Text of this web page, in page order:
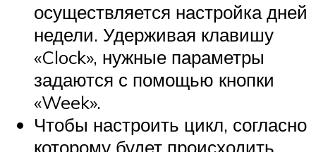
осуществляется настройка дней
недели. Удерживая клавишу
«Clock», нужные параметры
задаются с помощью кнопки
«Week».
Чтобы настроить цикл, согласно
которому будет происходить